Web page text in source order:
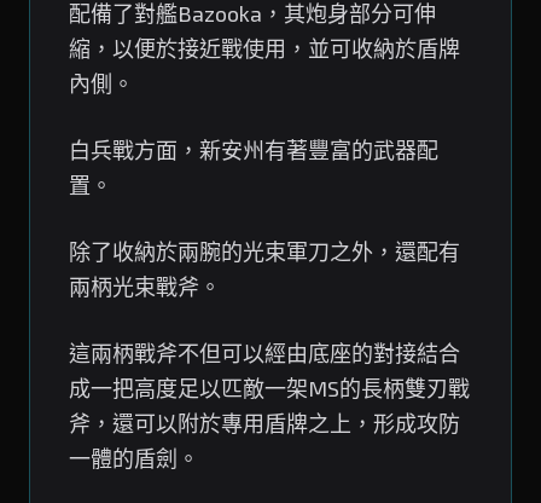
配備了對艦Bazooka，其炮身部分可伸
縮，以便於接近戰使用，並可收納於盾牌
內側。
白兵戰方面，新安州有著豐富的武器配
置。
除了收納於兩腕的光束軍刀之外，還配有
兩柄光束戰斧。
這兩柄戰斧不但可以經由底座的對接結合
成一把高度足以匹敵一架MS的長柄雙刃戰
斧，還可以附於專用盾牌之上，形成攻防
一體的盾劍。